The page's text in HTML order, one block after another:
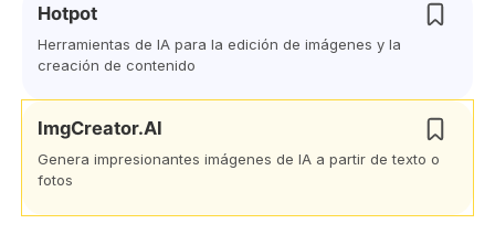
Hotpot
Herramientas de IA para la edición de imágenes y la
creación de contenido
ImgCreator.AI
Genera impresionantes imágenes de IA a partir de texto o
fotos